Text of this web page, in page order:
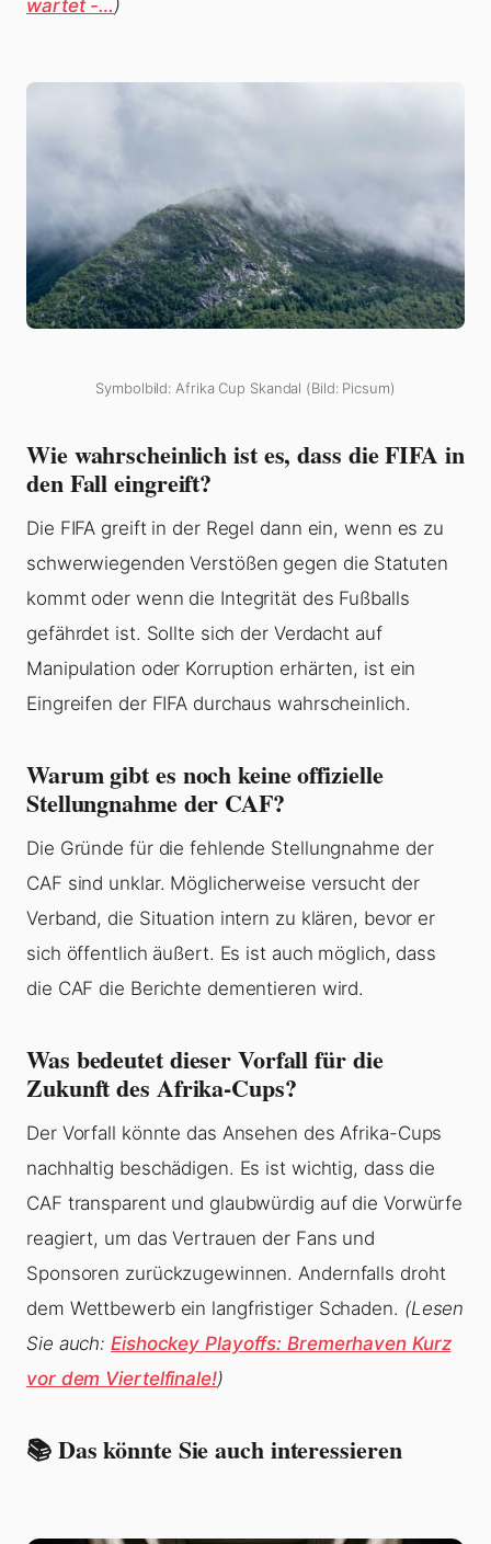
wartet -…)
Symbolbild: Afrika Cup Skandal (Bild: Picsum)
Wie wahrscheinlich ist es, dass die FIFA in
den Fall eingreift?
Die FIFA greift in der Regel dann ein, wenn es zu
schwerwiegenden Verstößen gegen die Statuten
kommt oder wenn die Integrität des Fußballs
gefährdet ist. Sollte sich der Verdacht auf
Manipulation oder Korruption erhärten, ist ein
Eingreifen der FIFA durchaus wahrscheinlich.
Warum gibt es noch keine offizielle
Stellungnahme der CAF?
Die Gründe für die fehlende Stellungnahme der
CAF sind unklar. Möglicherweise versucht der
Verband, die Situation intern zu klären, bevor er
sich öffentlich äußert. Es ist auch möglich, dass
die CAF die Berichte dementieren wird.
Was bedeutet dieser Vorfall für die
Zukunft des Afrika-Cups?
Der Vorfall könnte das Ansehen des Afrika-Cups
nachhaltig beschädigen. Es ist wichtig, dass die
CAF transparent und glaubwürdig auf die Vorwürfe
reagiert, um das Vertrauen der Fans und
Sponsoren zurückzugewinnen. Andernfalls droht
dem Wettbewerb ein langfristiger Schaden. (Lesen
Sie auch:Eishockey Playoffs: Bremerhaven Kurz
vor dem Viertelfinale!)
📚 Das könnte Sie auch interessieren